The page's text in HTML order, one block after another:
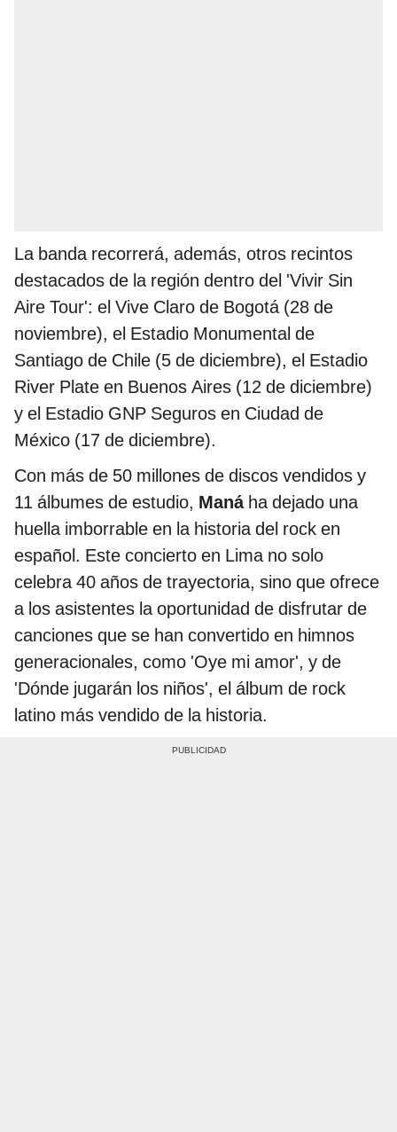
La banda recorrerá, además, otros recintos
destacados de la región dentro del 'Vivir Sin
Aire Tour': el Vive Claro de Bogotá (28 de
noviembre), el Estadio Monumental de
Santiago de Chile (5 de diciembre), el Estadio
River Plate en Buenos Aires (12 de diciembre)
y el Estadio GNP Seguros en Ciudad de
México (17 de diciembre).
Con más de 50 millones de discos vendidos y
11 álbumes de estudio, Manáha dejado una
huella imborrable en la historia del rock en
español. Este concierto en Lima no solo
celebra 40 años de trayectoria, sino que ofrece
a los asistentes la oportunidad de disfrutar de
canciones que se han convertido en himnos
generacionales, como 'Oye mi amor', y de
'Dónde jugarán los niños', el álbum de rock
latino más vendido de la historia.